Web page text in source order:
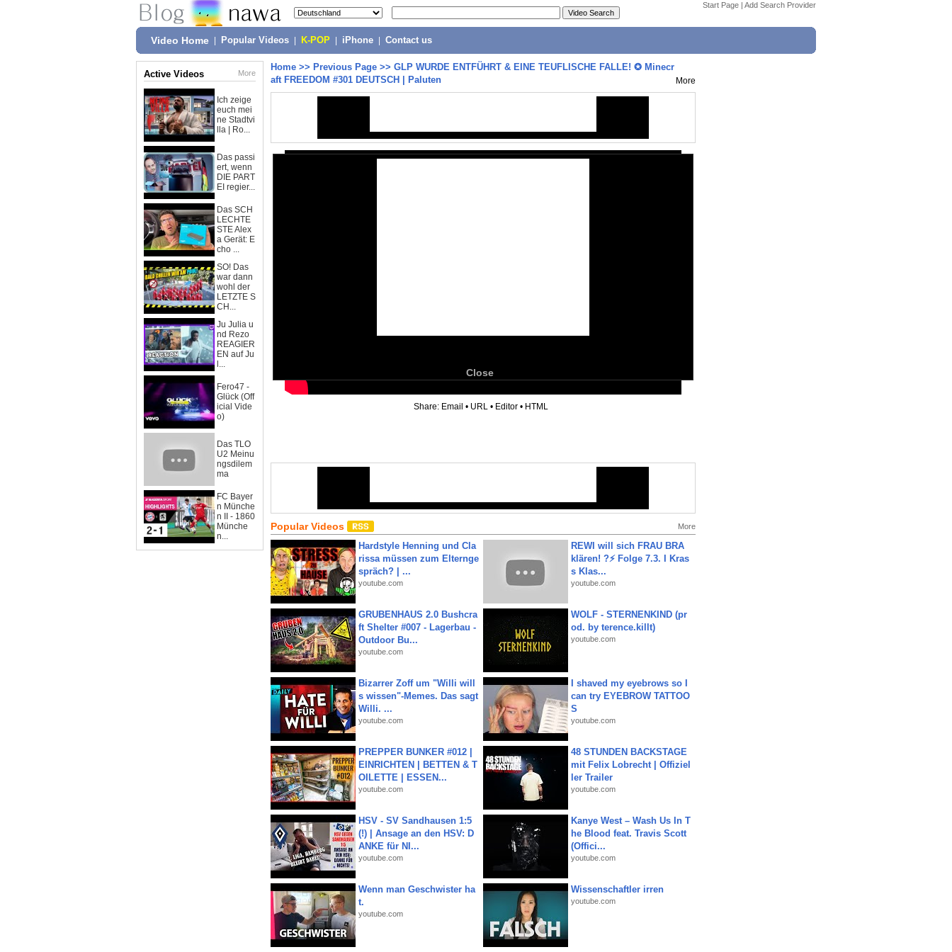
Start Page | Add Search Provider
Video Home Popular Videos K-POP iPhone Contact us
Active Videos More
Ich zeige
euch mei
ne Stadtvi
lla | Ro...
Das passi
ert, wenn
DIE PART
EI regier...
Das SCH
LECHTE
STE Alex
a Gerät: E
cho ...
SO! Das
war dann
wohl der
LETZTE S
CH...
Ju Julia u
nd Rezo
REAGIER
EN auf Ju
l...
Fero47 -
Glück (Off
icial Vide
o)
Das TLO
U2 Meinu
ngsdilem
ma
FC Bayer
n Münche
n II - 1860
Münche
n...
Home >> Previous Page >> GLP WURDE ENTFÜHRT & EINE TEUFLISCHE FALLE! ✪ Minecr
aft FREEDOM #301 DEUTSCH | Paluten
More
Close
Share: Email • URL • Editor • HTML
Popular Videos More
Hardstyle Henning und Cla
rissa müssen zum Elternge
spräch? | ...
youtube.com
REWI will sich FRAU BRA
klären! ?⚡️ Folge 7.3. I Kras
s Klas...
youtube.com
GRUBENHAUS 2.0 Bushcra
ft Shelter #007 - Lagerbau -
Outdoor Bu...
youtube.com
WOLF - STERNENKIND (pr
od. by terence.killt)
youtube.com
Bizarrer Zoff um "Willi will
s wissen"-Memes. Das sagt
Willi. ...
youtube.com
I shaved my eyebrows so I
can try EYEBROW TATTOO
S
youtube.com
PREPPER BUNKER #012 |
EINRICHTEN | BETTEN & T
OILETTE | ESSEN...
youtube.com
48 STUNDEN BACKSTAGE
mit Felix Lobrecht | Offiziel
ler Trailer
youtube.com
HSV - SV Sandhausen 1:5
(!) | Ansage an den HSV: D
ANKE für NI...
youtube.com
Kanye West – Wash Us In T
he Blood feat. Travis Scott
(Offici...
youtube.com
Wenn man Geschwister ha
t.
youtube.com
Wissenschaftler irren
youtube.com